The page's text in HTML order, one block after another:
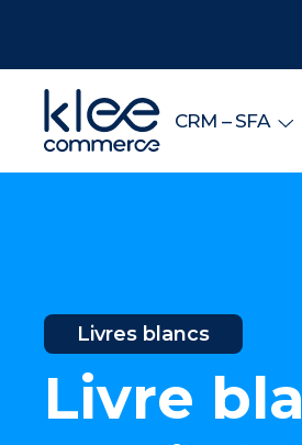
CRM – SFA
Livres blancs
Livre